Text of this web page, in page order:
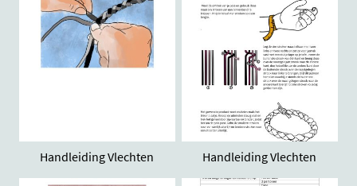
Handleiding Vlechten Handleiding Vlechten